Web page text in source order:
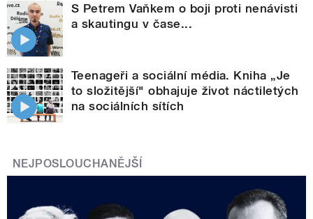
S Petrem Vaňkem o boji proti nenávisti
a skautingu v čase...
Teenageři a sociální média. Kniha „Je
to složitější" obhajuje život náctiletých
na sociálních sítích
NEJPOSLOUCHANĚJŠÍ